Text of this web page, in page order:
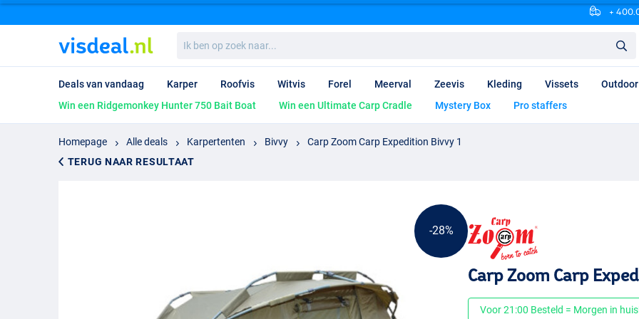
+
ben
op
naar...
Deals van vandaag Karper Roofvis Witvis Forel Meerval Zeevis Kleding Vissets Outdoor
Win een Ridgemonkey Hunter 750 Bait Boat
Win een Ultimate Carp Cradle Mystery Box Pro staffers
Homepage Alle deals Karpertenten Bivvy
Carp Zoom Carp Expedition Bivvy 1
TERUG NAAR RESULTAAT
-28%
Carp Zoom Carp
Voor 21:00 Besteld = Morgen in